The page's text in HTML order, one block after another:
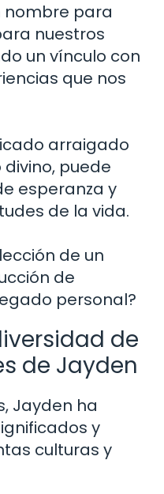
nombre para
nuestros
un vínculo con
que nos
arraigado
puede
esperanza y
de la vida.
de un
de
personal?
de
de Jayden
Jayden ha
y
culturas y